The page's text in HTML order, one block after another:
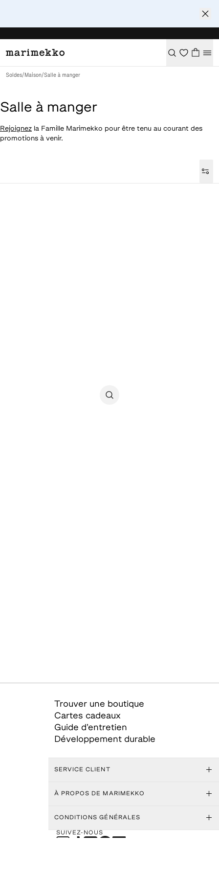
Soldes/ Maison/Salle à manger
Salle à manger
Rejoignez la Famille Marimekko pour être tenu au courant des
promotions à venir.
Trouver une boutique
Cartes cadeaux
Guide d'entretien
Développement durable
SERVICE CLIENT
À PROPOS DE MARIMEKKO
CONDITIONS GÉNÉRALES
SUIVEZ-NOUS